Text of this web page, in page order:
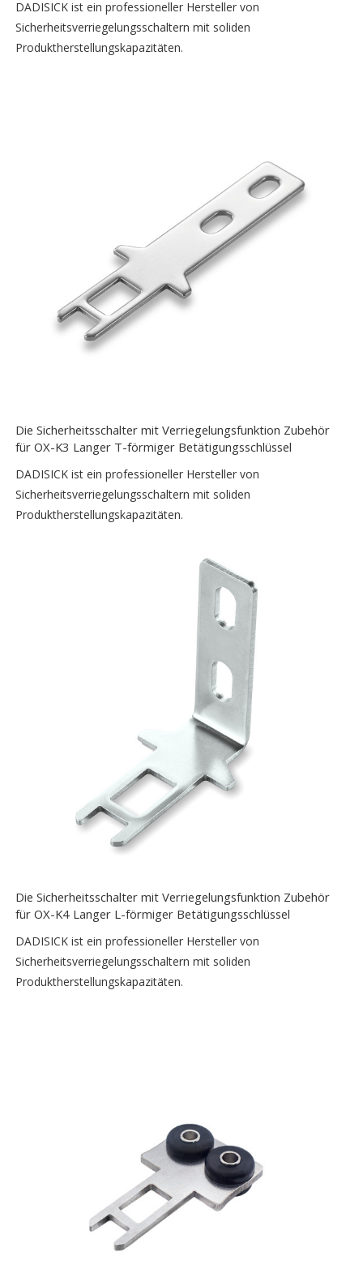
DADISICK ist ein professioneller Hersteller von
Sicherheitsverriegelungsschaltern mit soliden
Produktherstellungskapazitäten.
Die Sicherheitsschalter mit Verriegelungsfunktion Zubehör
für OX-K3 Langer T-förmiger Betätigungsschlüssel
DADISICK ist ein professioneller Hersteller von
Sicherheitsverriegelungsschaltern mit soliden
Produktherstellungskapazitäten.
Die Sicherheitsschalter mit Verriegelungsfunktion Zubehör
für OX-K4 Langer L-förmiger Betätigungsschlüssel
DADISICK ist ein professioneller Hersteller von
Sicherheitsverriegelungsschaltern mit soliden
Produktherstellungskapazitäten.